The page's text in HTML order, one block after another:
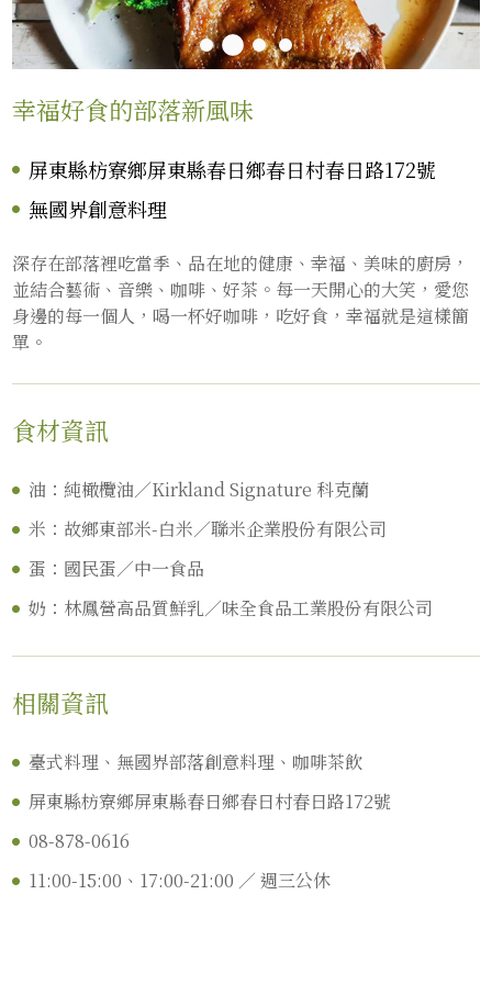
幸福好食的部落新風味
屏東縣枋寮鄉屏東縣春日鄉春日村春日路172號
無國界創意料理
深存在部落裡吃當季、品在地的健康、幸福、美味的廚房，
並結合藝術、音樂、咖啡、好茶。每一天開心的大笑，愛您
身邊的每一個人，喝一杯好咖啡，吃好食，幸福就是這樣簡
單。
食材資訊
油：純橄欖油／Kirkland Signature 科克蘭
米：故鄉東部米-白米／聯米企業股份有限公司
蛋：國民蛋／中一食品
奶：林鳳營高品質鮮乳／味全食品工業股份有限公司
相關資訊
臺式料理、無國界部落創意料理、咖啡茶飲
屏東縣枋寮鄉屏東縣春日鄉春日村春日路172號
08-878-0616
11:00-15:00、17:00-21:00 ／ 週三公休